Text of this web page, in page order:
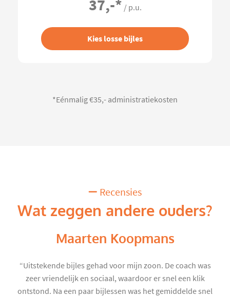
37,-* / p.u.
Kies losse bijles
*Eénmalig €35,- administratiekosten
Recensies
Wat zeggen andere ouders?
Maarten Koopmans
“Uitstekende bijles gehad voor mijn zoon. De coach was
zeer vriendelijk en sociaal, waardoor er snel een klik
ontstond. Na een paar bijlessen was het gemiddelde snel